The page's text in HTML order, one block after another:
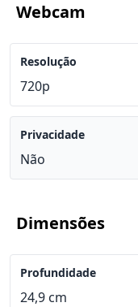
Webcam
Resolução
720p
Privacidade
Não
Dimensões
Profundidade
24,9 cm